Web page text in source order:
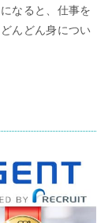
なると、仕事を
んどん身につい